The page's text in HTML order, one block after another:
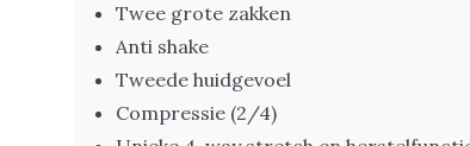
Twee grote zakken
Anti shake
Tweede huidgevoel
Compressie (2/4)